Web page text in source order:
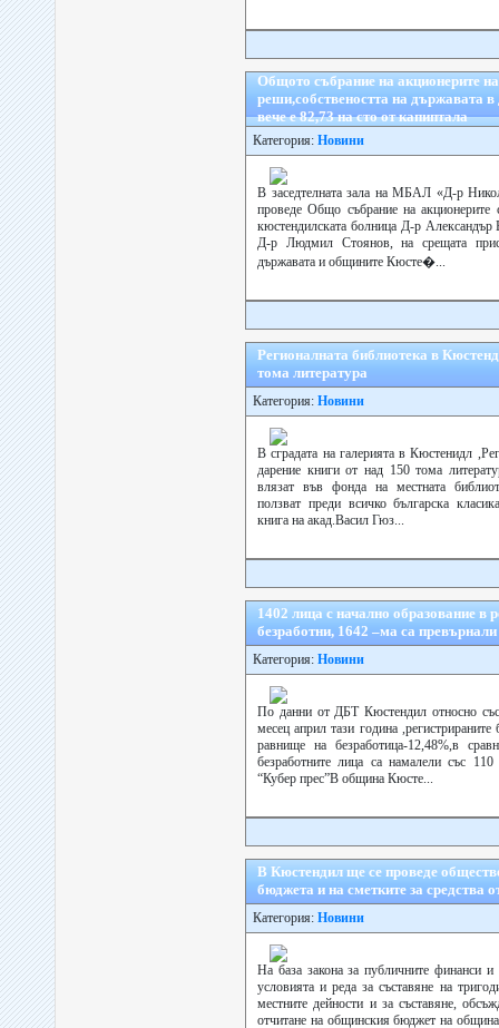
Общото събрание на акционерите
реши,собствеността на държавата в
вече е 82,73 на сто от капиптала
Категория: Новини
В заседтелната зала на МБАЛ «Д-р
проведе Общо събрание на акционерите
кюстендилската болница Д-р
Д-р Людмил Стоянов, на срещата
държавата и общините Кюсте�...
Регионалната библиотека в
тома литература
Категория: Новини
В сградата на галерията в Кюстенидл
дарение книги от над 150 тома
влязат във фонда на местната
ползват преди всичко българска
книга на акад.Васил Гюз...
1402 лица с начално образование в
безработни, 1642 –ма са
Категория: Новини
По данни от ДБТ Кюстендил относно
месец април тази година
равнище на безработица-12,48%,в
безработните лица са намалели със
“Кубер прес”В община Кюсте...
В Кюстендил ще се проведе
бюджета и на сметките за средства
Категория: Новини
На база закона за публичните финанси и
условията и реда за съставяне на
местните дейности и за съставяне,
отчитане на общинския бюджет на